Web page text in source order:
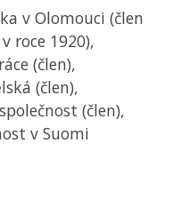
v Olomouci (člen
roce 1920),
(člen),
(člen),
(člen),
v Suomi